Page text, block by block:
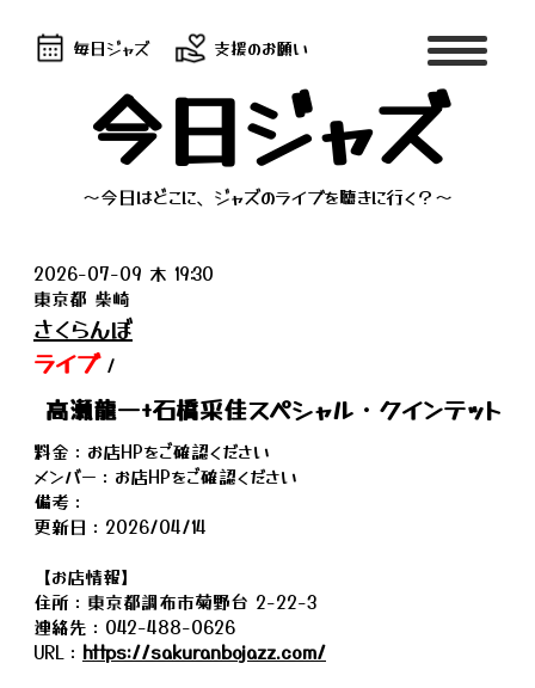
毎日ジャズ 支援のお願い
今日ジャズ
～今日はどこに、ジャズのライブを聴きに行く？～
2026-07-09 木 19:30
東京都 柴崎
さくらんぼ
ライブ/
高瀬龍一+石橋采佳スペシャル・クインテット
料金：お店HPをご確認ください
メンバー：お店HPをご確認ください
備考：
更新日：2026/04/14
【お店情報】
住所：東京都調布市菊野台 2-22-3
連絡先：042-488-0626
URL： https://sakuranbojazz.com/